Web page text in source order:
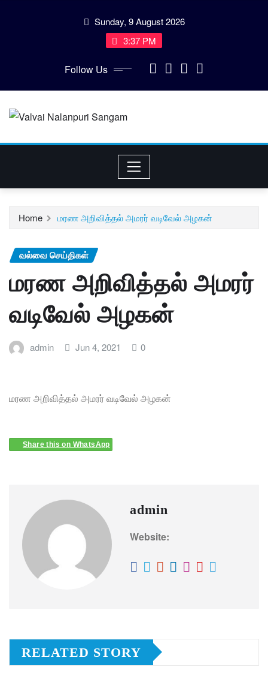
Sunday, 9 August 2026
3:37 PM
Follow Us
Home மரண அறிவித்தல் அமரர் வடிவேல் அழகன்
வல்வை செய்திகள்
மரண அறிவித்தல் அமரர்
வடிவேல் அழகன்
admin Jun 4, 2021 0
மரண அறிவித்தல் அமரர் வடிவேல் அழகன்
Share this on WhatsApp
admin
Website:
RELATED STORY